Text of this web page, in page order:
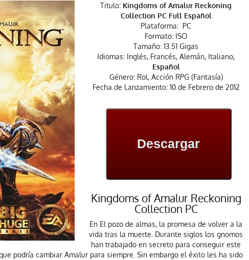
Titulo: Kingdoms of Amalur Reckoning
Collection PC Full Español
Plataforma: PC
Formato: ISO
Tamaño: 13.51 Gigas
Idiomas: Inglés, Francés, Alemán, Italiano,
Español
Género: Rol, Acción RPG (Fantasía)
Fecha de Lanzamiento: 10 de Febrero de 2012
Descargar
Kingdoms of Amalur Reckoning
Collection PC
En El pozo de almas, la promesa de volver a la
vida tras la muerte. Durante siglos los gnomos
han trabajado en secreto para conseguir este
podría cambiar Amalur para siempre. Sin embargo el éxito les ha sido